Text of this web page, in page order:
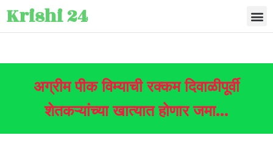
Krishi 24
अग्रीम पीक विम्याची रक्कम दिवाळीपूर्वी
शेतकऱ्यांच्या खात्यात होणार जमा…